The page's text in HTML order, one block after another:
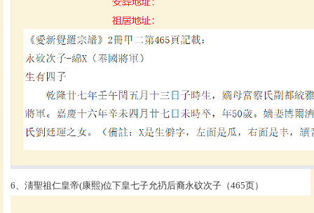
6、淸聖祖仁皇帝(康熙)位下皇七子允礽后裔永砇次子（465页）